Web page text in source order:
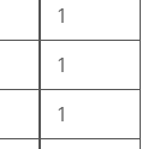
1
1
1